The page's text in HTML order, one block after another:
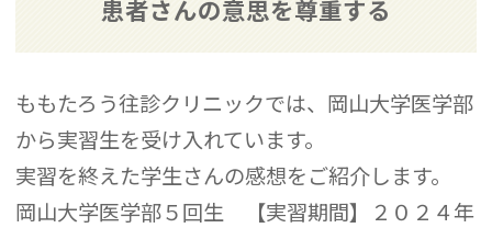
患者さんの意思を尊重する
ももたろう往診クリニックでは、岡山大学医学部
から実習生を受け入れています。
実習を終えた学生さんの感想をご紹介します。
岡山大学医学部５回生 【実習期間】２０２４年